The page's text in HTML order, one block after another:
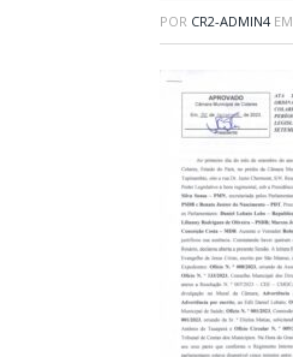
POR CR2-ADMIN4 EM